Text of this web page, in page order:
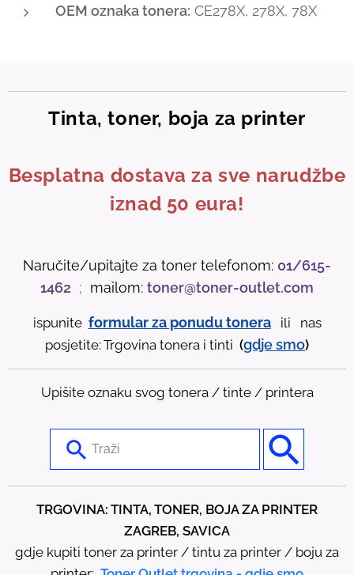
OEM oznaka tonera: CE278X, 278X, 78X
Tinta, toner, boja za printer
Besplatna dostava za sve narudžbe
iznad 50 eura!
Naručite/upitajte za toner telefonom: 01/615-
1462 ; mailom: toner@toner-outlet.com
ispunite formular za ponudu tonera
ili nas
posjetite: Trgovina tonera i tinti (gdjesmo)
Upišite oznaku svog tonera / tinte / printera
t
TRGOVINA: TINTA, TONER, BOJA ZA PRINTER
ZAGREB, SAVICA
gdje kupiti toner za printer / tintu za printer / boju za